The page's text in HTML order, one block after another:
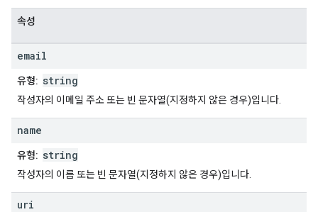
속성
email
유형: string
작성자의 이메일 주소 또는 빈 문자열(지정하지 않은 경우)입니다.
name
유형: string
작성자의 이름 또는 빈 문자열(지정하지 않은 경우)입니다.
uri